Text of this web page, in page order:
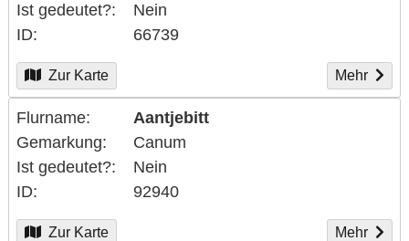
Ist gedeutet?
Nein
ID
66739
Zur Karte Mehr
Flurname
Aantjebitt
Gemarkung
Canum
Ist gedeutet?
Nein
ID
92940
Zur Karte Mehr